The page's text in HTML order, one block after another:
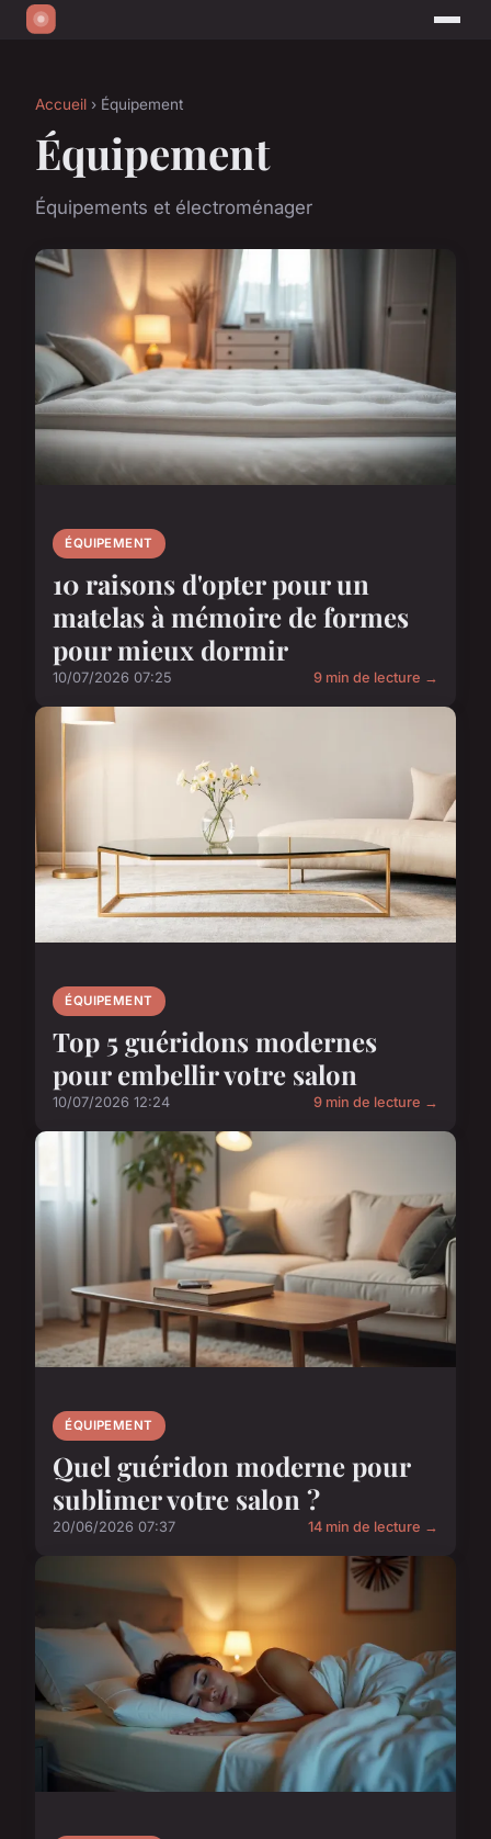
Accueil › Équipement
Équipement
Équipements et électroménager
ÉQUIPEMENT
10 raisons d'opter pour un
matelas à mémoire de formes
pour mieux dormir
10/07/2026 07:25 9 min de lecture →
ÉQUIPEMENT
Top 5 guéridons modernes
pour embellir votre salon
10/07/2026 12:24 9 min de lecture →
ÉQUIPEMENT
Quel guéridon moderne pour
sublimer votre salon ?
20/06/2026 07:37 14 min de lecture →